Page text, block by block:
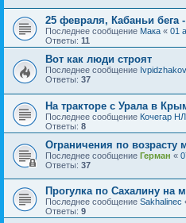
25 февраля, Кабаньи бега
Последнее сообщение Мака « 01
Ответы: 11
Вот как люди строят
Последнее сообщение
Ответы: 37
На тракторе с Урала в
Последнее сообщение Кочегар
Ответы: 8
Ограничения по возрасту
Последнее сообщение Герман «
Ответы: 37
Прогулка по Сахалину на
Последнее сообщение Sakhalinec
Ответы: 9